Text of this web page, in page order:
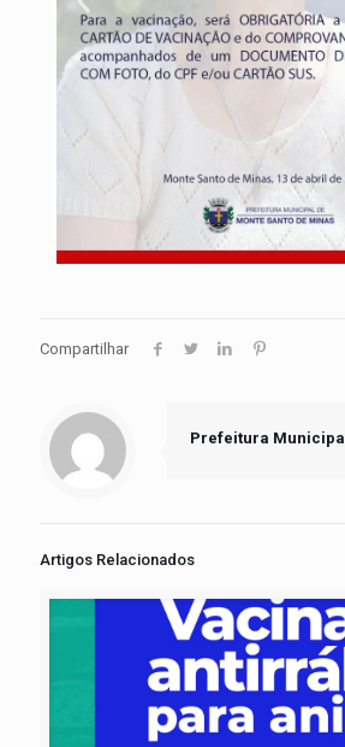
Compartilhar
Prefeitura Municipal
Artigos Relacionados